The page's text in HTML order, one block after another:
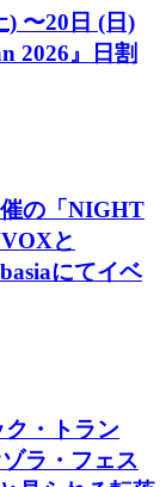
) 〜20日 (日)
2026』日割
の「NIGHT
と
にてイベ
・トラン
ラ・フェス